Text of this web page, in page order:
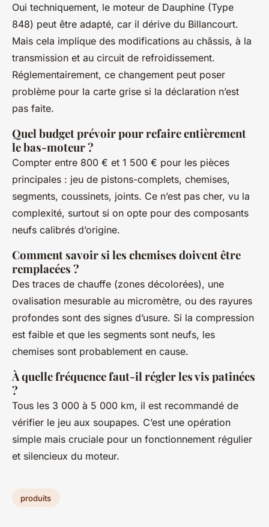
Oui techniquement, le moteur de Dauphine (Type
848) peut être adapté, car il dérive du Billancourt.
Mais cela implique des modifications au châssis, à la
transmission et au circuit de refroidissement.
Réglementairement, ce changement peut poser
problème pour la carte grise si la déclaration n’est
pas faite.
Quel budget prévoir pour refaire entièrement
le bas-moteur ?
Compter entre 800 € et 1 500 € pour les pièces
principales : jeu de pistons-complets, chemises,
segments, coussinets, joints. Ce n’est pas cher, vu la
complexité, surtout si on opte pour des composants
neufs calibrés d’origine.
Comment savoir si les chemises doivent être
remplacées ?
Des traces de chauffe (zones décolorées), une
ovalisation mesurable au micromètre, ou des rayures
profondes sont des signes d’usure. Si la compression
est faible et que les segments sont neufs, les
chemises sont probablement en cause.
À quelle fréquence faut-il régler les vis patinées
?
Tous les 3 000 à 5 000 km, il est recommandé de
vérifier le jeu aux soupapes. C’est une opération
simple mais cruciale pour un fonctionnement régulier
et silencieux du moteur.
produits